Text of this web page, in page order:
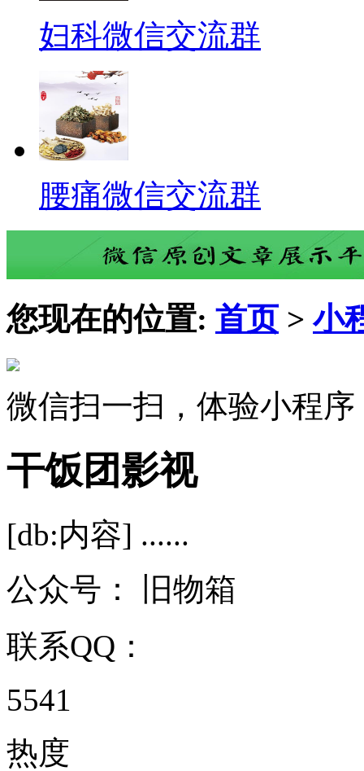
妇科微信交流群
腰痛微信交流群
您现在的位置: 首页 >小
微信扫一扫，体验小程序
干饭团影视
[db:内容] ......
公众号：
旧物箱
联系QQ：
5541
热度